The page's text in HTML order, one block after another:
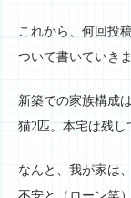
これから、何回投
ついて書いていきま
新築での家族構成
猫2匹。本宅は残し
なんと、我が家は